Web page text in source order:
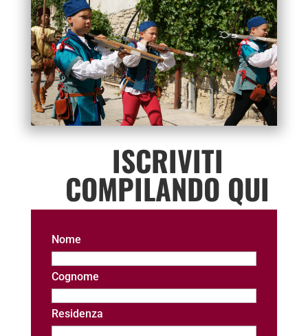
ISCRIVITI
COMPILANDO QUI
Nome
Cognome
Residenza